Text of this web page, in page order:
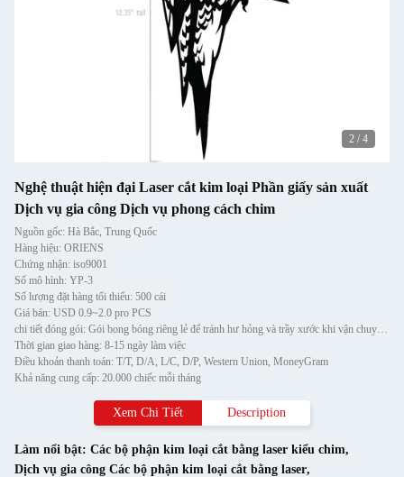
2 / 4
Nghệ thuật hiện đại Laser cắt kim loại Phần giấy sản xuất
Dịch vụ gia công Dịch vụ phong cách chim
Nguồn gốc: Hà Bắc, Trung Quốc
Hàng hiệu: ORIENS
Chứng nhận: iso9001
Số mô hình: YP-3
Số lượng đặt hàng tối thiểu: 500 cái
Giá bán: USD 0.9~2.0 pro PCS
chi tiết đóng gói: Gói bong bóng riêng lẻ để tránh hư hỏng và trầy xước khi vận chuyển, sau đó cho vào thùng carton
Thời gian giao hàng: 8-15 ngày làm việc
Điều khoản thanh toán: T/T, D/A, L/C, D/P, Western Union, MoneyGram
Khả năng cung cấp: 20.000 chiếc mỗi tháng
Xem Chi Tiết Description
Làm nổi bật: Các bộ phận kim loại cắt bằng laser kiểu chim,
Dịch vụ gia công Các bộ phận kim loại cắt bằng laser,